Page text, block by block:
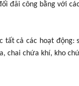
đãi công bằng với
cả các hoạt động:
chai chứa khí, kho